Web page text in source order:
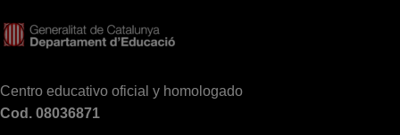
Centro educativo oficial y homologado
Cod. 08036871